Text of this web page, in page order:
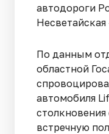
автодороги
По данным
областной
автомобиля
встречную